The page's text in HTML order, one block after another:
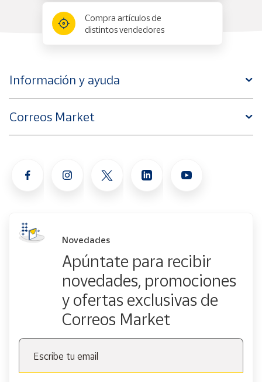
Compra artículos de
distintos vendedores
Información y ayuda
Correos Market
Novedades
Apúntate para recibir
novedades, promociones
y ofertas exclusivas de
Correos Market
Escribe tu email